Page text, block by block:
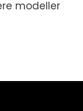
modeller